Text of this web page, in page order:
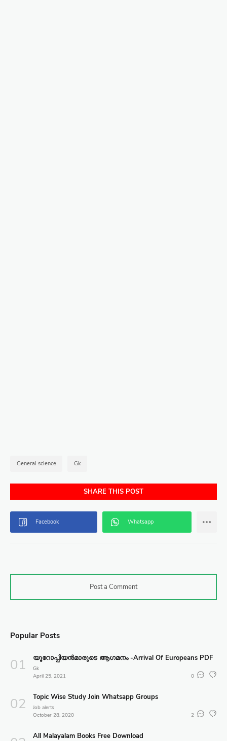
General science Gk
SHARE THIS POST
Post a Comment
Popular Posts
യൂറോപ്പിയൻമാരുടെ ആഗമനം -Arrival Of Europeans PDF
Gk
April 25, 2021
0
Topic Wise Study Join Whatsapp Groups
Job alerts
October 28, 2020
2
All Malayalam Books Free Download